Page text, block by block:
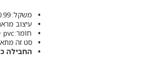
משקל: 0.99 ק "ג
עיצוב
חומר: ps + pvc
סט זה
החבילה